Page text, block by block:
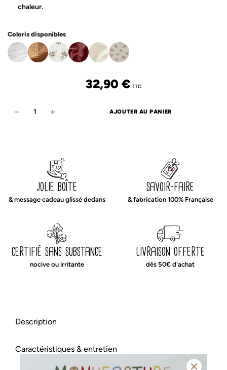
chaleur.
Coloris disponibles
32,90 € TTC
AJOUTER AU PANIER
jolie boîte
& message cadeau glissé dedans
savoir-faire
& fabrication 100% Française
certifié sans substance
nocive ou irritante
livraison offerte
dès 50€ d'achat
Description
notre drap housse pour matelas de couffin en double
gaze de coton léger et aérien
Caractéristiques & entretien